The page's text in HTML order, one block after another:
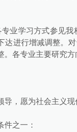
业学习方式参见
达进行增减调整。
各专业主要研究
导，愿为社会主义
件之一：